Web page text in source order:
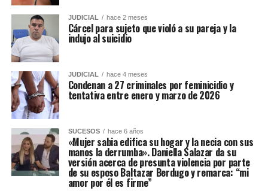
JUDICIAL hace 2 meses
Cárcel para sujeto que violó a su pareja y la
indujo al suicidio
JUDICIAL hace 4 meses
Condenan a 27 criminales por feminicidio y
tentativa entre enero y marzo de 2026
SUCESOS hace 6 años
«Mujer sabia edifica su hogar y la necia con sus
manos la derrumba». Daniella Salazar da su
versión acerca de presunta violencia por parte
de su esposo Baltazar Berdugo y remarca: “mi
amor por él es firme”